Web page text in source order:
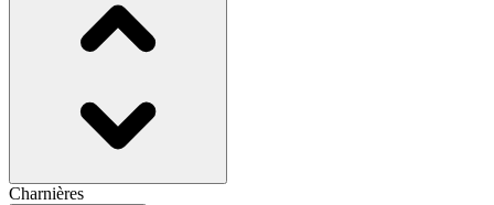
Charnières